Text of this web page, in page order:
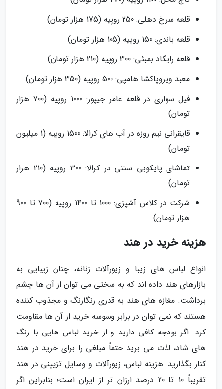
قلعه سرخ دهلی: 250 روپیه (175 هزار تومان)
قلعه باندی: 150 روپیه (105 هزار تومان)
قلعه رایگاد بمبئی: 300 روپیه (210 هزار تومان)
معبد ویروپاکشا هامپی: 500 روپیه (350 هزار تومان)
فیل سواری در قلعه عامر جیپور: 1000 روپیه (700 هزار
تومان)
قایقرانی نیم روزه در آب های کرالا: 1500 روپیه (1 میلیون
تومان)
تماشای پایکوبی سنتی در کرالا: 300 روپیه (210 هزار
تومان)
شرکت در کلاس آشپزی: 1000 تا 1400 روپیه (700 تا 900
هزار تومان)
هزینه خرید در هند
انواع لباس های زیبا و زیورآلات زنانه، چنان زیبایی به
بازارهای هند داده اند که به سختی می توان از آن ها چشم
برداشت. مغازه های هند به قدری رنگارنگ و مجذوب کننده
هستند که نمی توان در برابر وسوسه خرید از آن ها مقاومت
کرد. اگر بودجه کافی دارید و از خرید لباس هایی با رنگ
های شاد، لذت می برید حتماً مبلغی را برای خرید در هند
کنار بگذارید. هزینه لباس، زیورآلات و وسایل تزیینی در هند
تقریباً 10 تا 20 درصد ارزان تر از ایران است؛ بنابراین اگر